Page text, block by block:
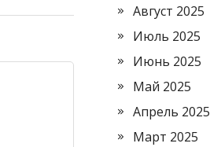
Август 2025
Июль 2025
Июнь 2025
Май 2025
Апрель 2025
Март 2025